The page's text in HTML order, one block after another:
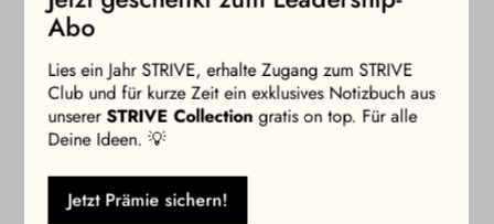
Mehr STRIVE
Abo
Lies ein Jahr STRIVE, erhalte Zugang zum STRIVE
Club und für kurze Zeit ein exklusives Notizbuch aus
unsererSTRIVE Collectiongratis on top. Für alle
Deine Ideen. 💡
Jetzt Prämie sichern!